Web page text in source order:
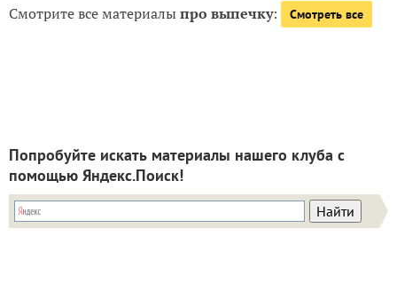
Смотрите все материалыпро выпечку: Смотреть все
Попробуйте искать материалы нашего клуба с
помощью Яндекс.Поиск!